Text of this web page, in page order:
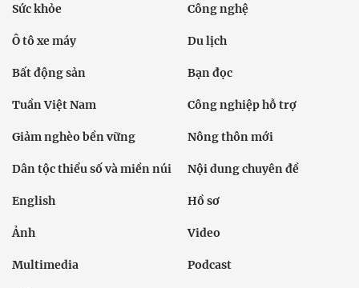
Sức khỏe Công nghệ
Ô tô xe máy Du lịch
Bất động sản Bạn đọc
Tuần Việt Nam Công nghiệp hỗ trợ
Giảm nghèo bền vững Nông thôn mới
Dân tộc thiểu số và miền núi Nội dung chuyên đề
English Hồ sơ
Ảnh Video
Multimedia Podcast